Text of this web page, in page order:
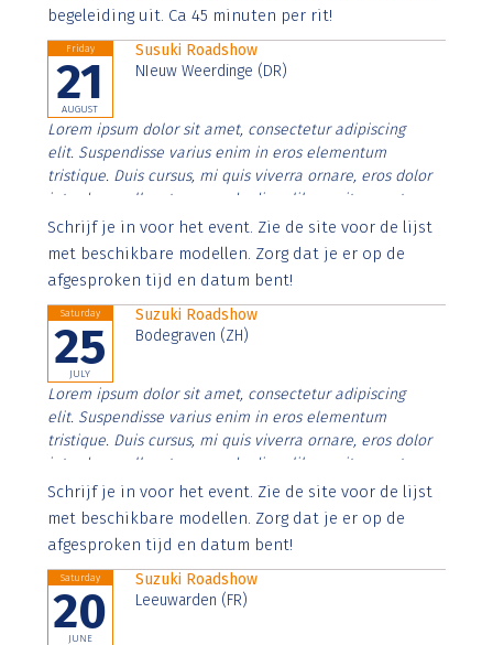
begeleiding uit. Ca 45 minuten per rit!
Friday
21
AUGUST
Susuki Roadshow
NIeuw Weerdinge (DR)
Lorem ipsum dolor sit amet, consectetur adipiscing
elit. Suspendisse varius enim in eros elementum
tristique. Duis cursus, mi quis viverra ornare, eros dolor
interdum nulla, ut commodo diam libero vitae erat.
Aenean faucibus nibh et justo cursus id rutrum lorem
imperdiet. Nunc ut sem vitae risus tristique posuere.
Schrijf je in voor het event. Zie de site voor de lijst
met beschikbare modellen. Zorg dat je er op de
afgesproken tijd en datum bent!
Saturday
25
JULY
Suzuki Roadshow
Bodegraven (ZH)
Lorem ipsum dolor sit amet, consectetur adipiscing
elit. Suspendisse varius enim in eros elementum
tristique. Duis cursus, mi quis viverra ornare, eros dolor
interdum nulla, ut commodo diam libero vitae erat.
Aenean faucibus nibh et justo cursus id rutrum lorem
imperdiet. Nunc ut sem vitae risus tristique posuere.
Schrijf je in voor het event. Zie de site voor de lijst
met beschikbare modellen. Zorg dat je er op de
afgesproken tijd en datum bent!
Saturday
20
JUNE
Suzuki Roadshow
Leeuwarden (FR)